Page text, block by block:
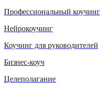
Профессиональный коучинг
Нейрокоучинг
Коучинг для руководителей
Бизнес-коуч
Целеполагание